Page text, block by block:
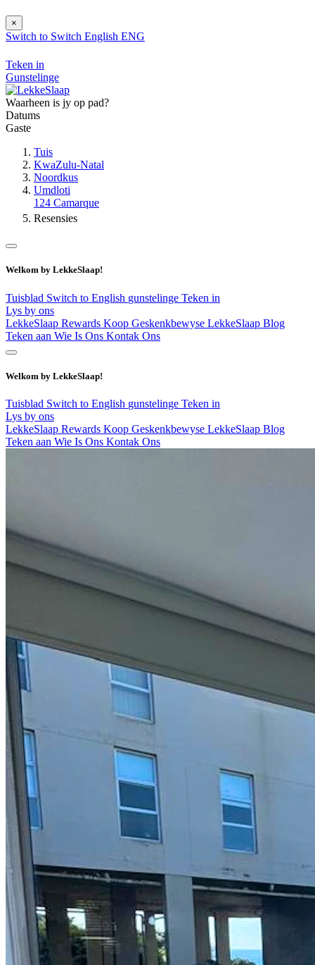
×
Switch to Switch English ENG
Teken in
Gunstelinge
Waarheen is jy op pad?
Datums
Gaste
Tuis
KwaZulu-Natal
Noordkus
Umdloti
124 Camarque
Resensies
Welkom by LekkeSlaap!
Tuisblad Switch to English gunstelinge Teken in
Lys by ons
LekkeSlaap Rewards Koop Geskenkbewyse LekkeSlaap Blog
Teken aan Wie Is Ons Kontak Ons
Welkom by LekkeSlaap!
Tuisblad Switch to English gunstelinge Teken in
Lys by ons
LekkeSlaap Rewards Koop Geskenkbewyse LekkeSlaap Blog
Teken aan Wie Is Ons Kontak Ons